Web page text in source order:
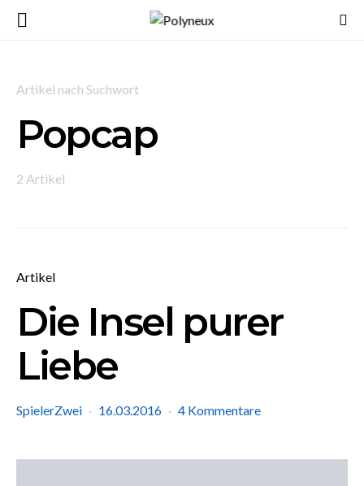
Artikel nach Suchwort
Popcap
2 Artikel
Artikel
Die Insel purer
Liebe
SpielerZwei 16.03.2016 4 Kommentare